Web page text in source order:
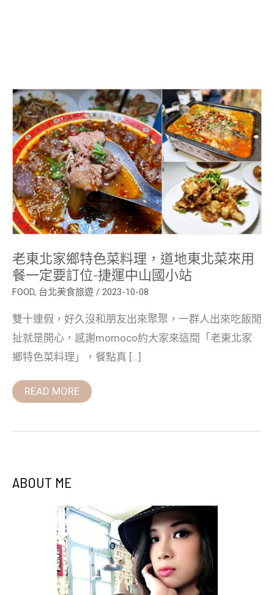
老東北家鄉特色菜料理，道地東北菜來用
餐一定要訂位-捷運中山國小站
FOOD, 台北美食旅遊 / 2023-10-08
雙十連假，好久沒和朋友出來聚聚，一群人出來吃飯閒
扯就是開心，感謝momoco約大家來這間「老東北家
鄉特色菜料理」，餐點真 […]
老
東
北
家
鄉
特
色
菜
料
理，
道
地
東
北
菜
來
用
餐
一
定
訂
位-
捷
運
中
山
小
站
READ MORE
ABOUT ME